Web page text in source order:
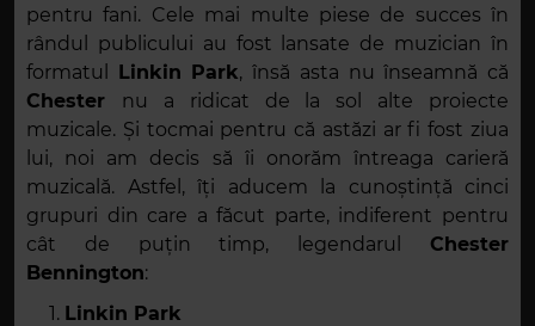
pentru fani. Cele mai multe piese de succes în
rândul publicului au fost lansate de muzician în
formatul
Linkin Park, însă asta nu înseamnă că
Chester nu a ridicat de la sol alte proiecte
muzicale. Și tocmai pentru că astăzi ar fi fost ziua
lui, noi am decis să îi onorăm întreaga carieră
muzicală. Astfel, îți aducem la cunoștință cinci
grupuri din care a făcut parte, indiferent pentru
cât de puțin timp, legendarul Chester
Bennington:
Linkin Park